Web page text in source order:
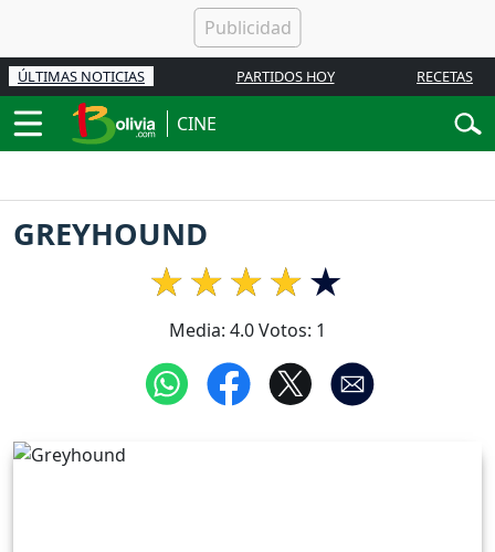
ÚLTIMAS NOTICIAS PARTIDOS HOY RECETAS
CINE
GREYHOUND
Media: 4.0Votos: 1